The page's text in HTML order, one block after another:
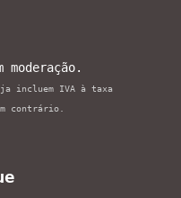
moderação.
incluem IVA à taxa
contrário.